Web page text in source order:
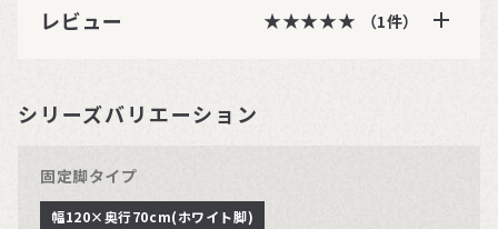
レビュー ★★★★★
★★★★★ （1件）
シリーズバリエーション
固定脚タイプ
幅120×奥行70cm(ホワイト脚)